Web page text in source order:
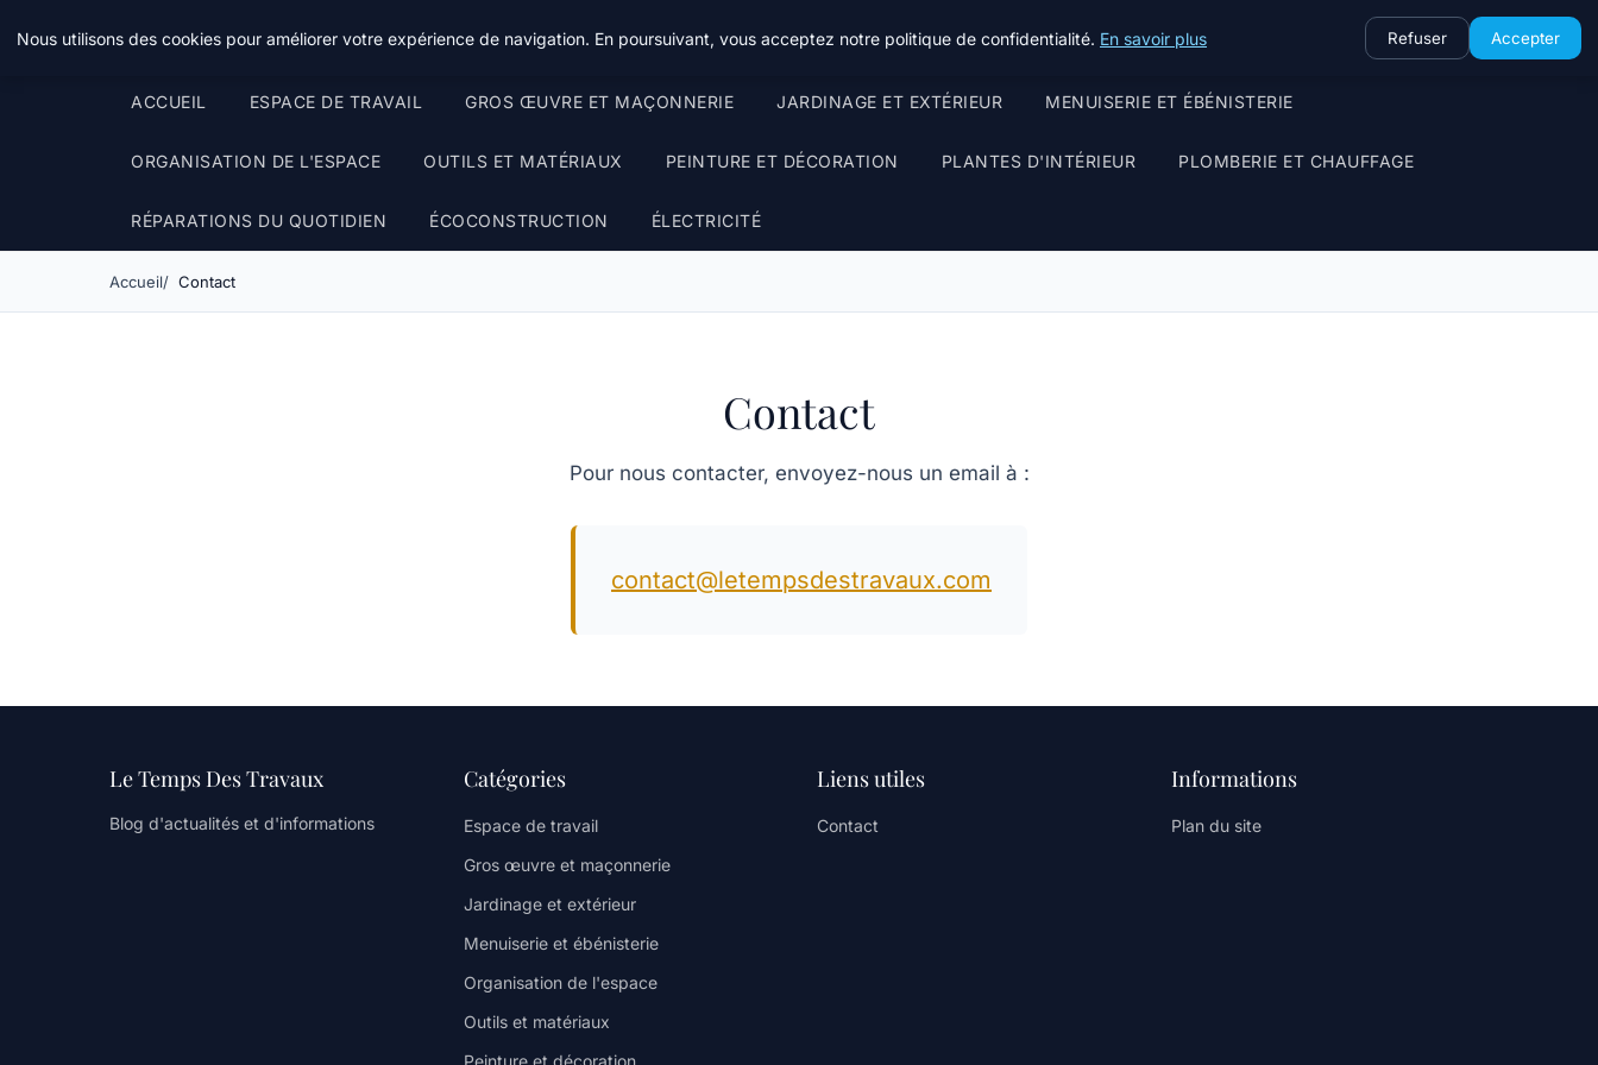
Le Temps Des Travaux
ACCUEIL ESPACE DE TRAVAIL GROS ŒUVRE ET MAÇONNERIE JARDINAGE ET EXTÉRIEUR MENUISERIE ET ÉBÉNISTERIE
ORGANISATION DE L'ESPACE OUTILS ET MATÉRIAUX PEINTURE ET DÉCORATION PLANTES D'INTÉRIEUR PLOMBERIE ET CHAUFFAGE
RÉPARATIONS DU QUOTIDIEN ÉCOCONSTRUCTION ÉLECTRICITÉ
Accueil Contact
Contact
Pour nous contacter, envoyez-nous un email à :
contact@letempsdestravaux.com
Le Temps Des Travaux
Blog d'actualités et d'informations
Catégories
Espace de travail
Gros œuvre et maçonnerie
Jardinage et extérieur
Menuiserie et ébénisterie
Organisation de l'espace
Outils et matériaux
Peinture et décoration
Liens utiles
Contact
Informations
Plan du site
Nous utilisons des cookies pour améliorer votre expérience de navigation. En poursuivant, vous acceptez notre politique de confidentialité. En savoir plus Refuser Accepter